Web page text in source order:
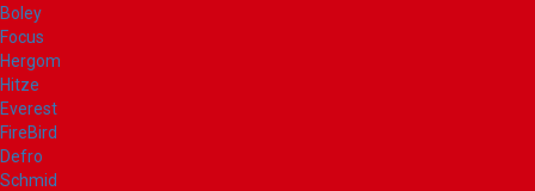
Boley
Focus
Hergom
Hitze
Everest
FireBird
Defro
Schmid